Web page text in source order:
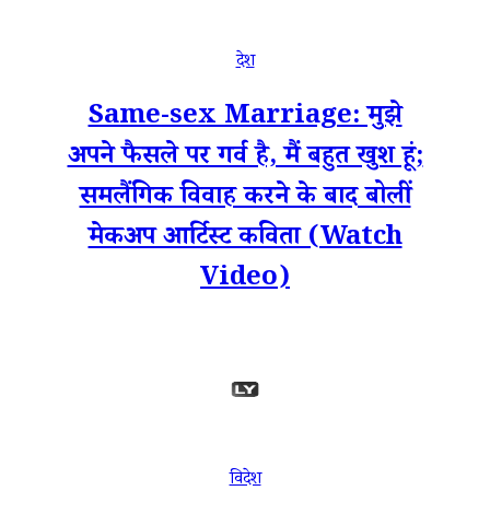
देश
Same-sex Marriage: मुझे
अपने फैसले पर गर्व है, मैं बहुत खुश हूं;
समलैंगिक विवाह करने के बाद बोलीं
मेकअप आर्टिस्ट कविता (Watch
Video)
विदेश